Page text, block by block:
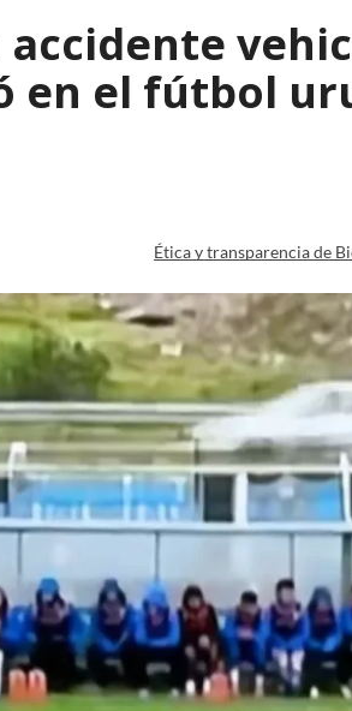
en el fútbol
Ética y transparencia de